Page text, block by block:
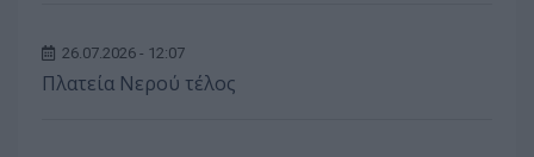
26.07.2026 - 12:07
Πλατεία Νερού τέλος